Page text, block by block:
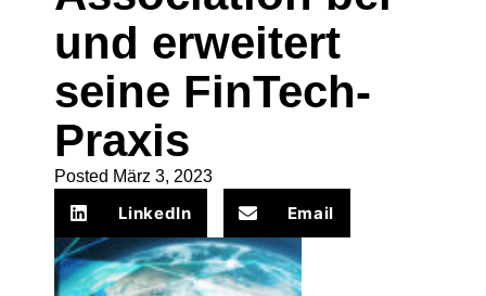
und erweitert
seine FinTech-
Praxis
Posted März 3, 2023
LinkedIn Email